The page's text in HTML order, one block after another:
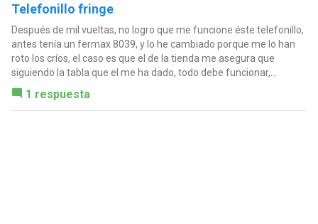
Telefonillo fringe
Después de mil vueltas, no logro que me funcione éste telefonillo,
antes tenía un fermax 8039, y lo he cambiado porque me lo han
roto los críos, el caso es que el de la tienda me asegura que
siguiendo la tabla que el me ha dado, todo debe funcionar,...
1 respuesta